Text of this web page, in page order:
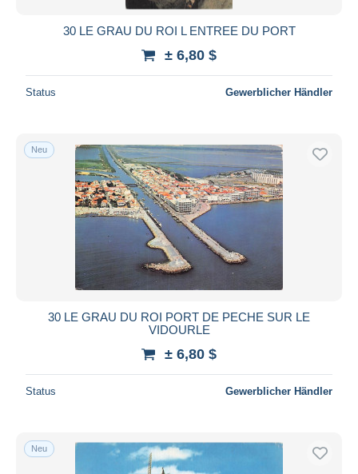
30 LE GRAU DU ROI L ENTREE DU PORT
± 6,80 $
Status Gewerblicher Händler
Neu
30 LE GRAU DU ROI PORT DE PECHE SUR LE
VIDOURLE
± 6,80 $
Status Gewerblicher Händler
Neu